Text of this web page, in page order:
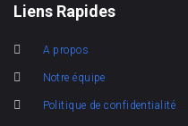
Liens Rapides
A propos
Notre équipe
Politique de confidentialité